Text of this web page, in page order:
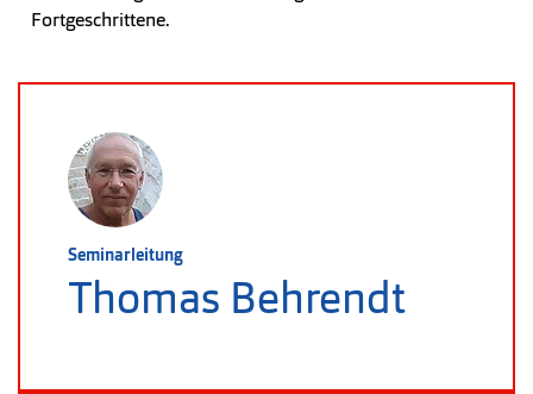
Fortgeschrittene.
Seminarleitung
Thomas Behrendt